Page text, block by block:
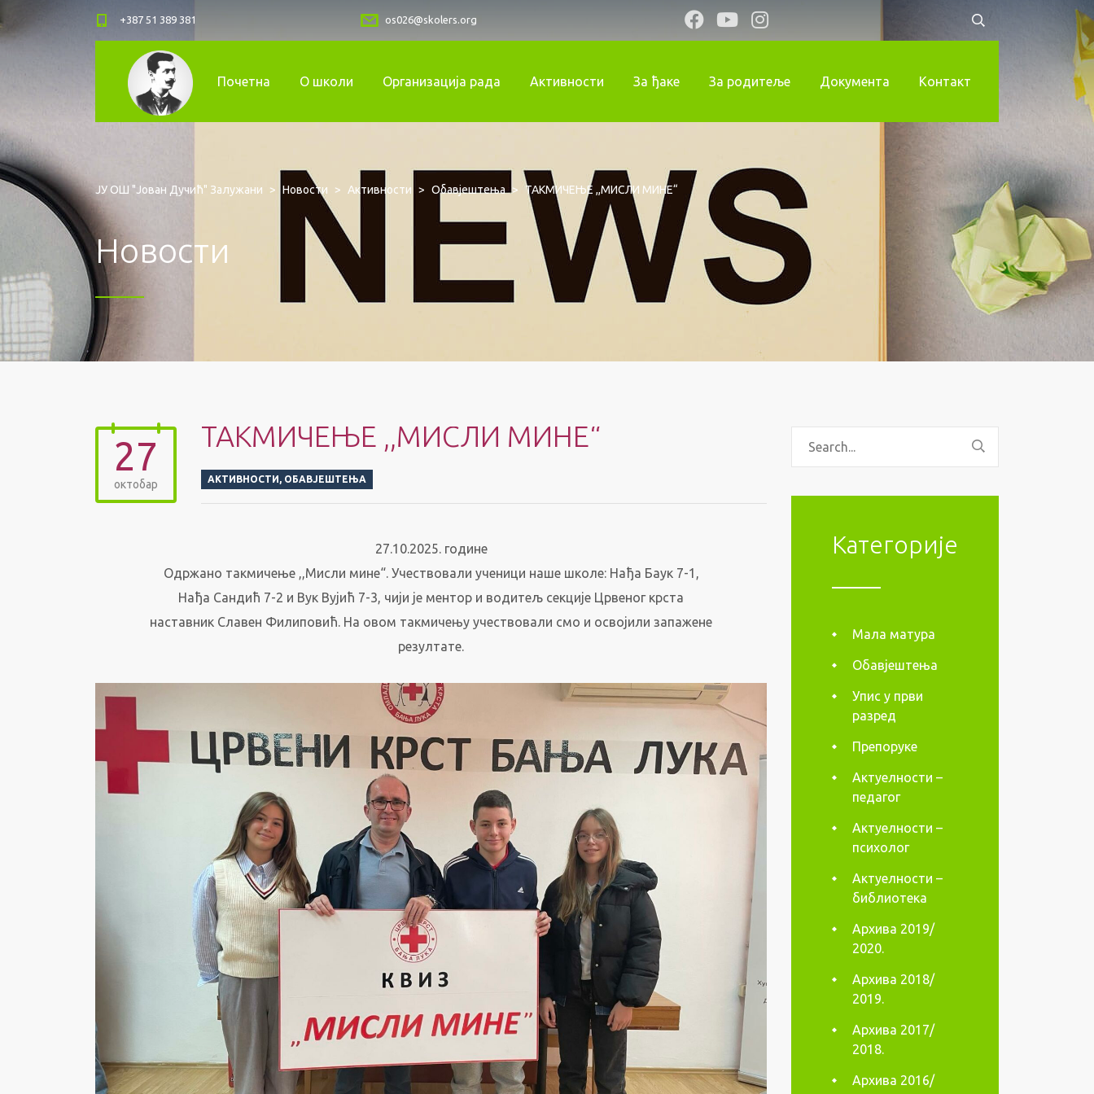
+387 51 389 381 os026@skolers.org
Почетна О школи Организација рада Активности За ђаке За родитеље Документа Контакт
ЈУ ОШ "Јован Дучић" Залужани > Новости > Активности > Обавјештења > ТАКМИЧЕЊЕ ,,МИСЛИ МИНЕ“
Новости
27
октобар
ТАКМИЧЕЊЕ ,,МИСЛИ МИНЕ“
АКТИВНОСТИ, ОБАВЈЕШТЕЊА
27.10.2025. године
Одржано такмичење ,,Мисли мине“. Учествовали ученици наше школе: Нађа Баук 7-1,
Нађа Сандић 7-2 и Вук Вујић 7-3, чији је ментор и водитељ секције Црвеног крста
наставник Славен Филиповић. На овом такмичењу учествовали смо и освојили запажене
резултате.
Категорије
Мала матура
Обавјештења
Упис у први
разред
Препоруке
Актуелности –
педагог
Актуелности –
психолог
Актуелности –
библиотека
Архива 2019/
2020.
Архива 2018/
2019.
Архива 2017/
2018.
Архива 2016/